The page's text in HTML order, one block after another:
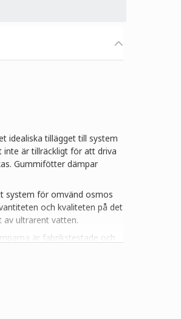
idealiska tillägget till system
är tillräckligt för att driva
Gummifötter dämpar
system för omvänd osmos
och kvaliteten på det
ultrarent vatten.
är fabrikstestade och
dessa inställningar